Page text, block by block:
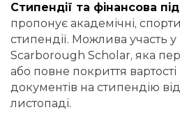
Стипендії та фінансова
пропонує академічні,
стипендії. Можлива участь у
Scarborough Scholar, яка
або повне покриття
документів на стипендію
листопаді.